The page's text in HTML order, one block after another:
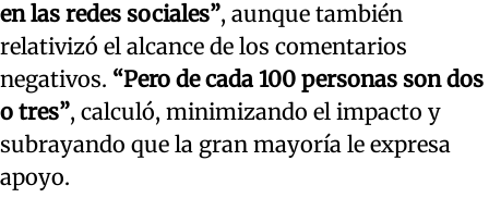
en las redes sociales”, aunque también
relativizó el alcance de los comentarios
negativos. “Pero de cada 100 personas son dos
o tres”, calculó, minimizando el impacto y
subrayando que la gran mayoría le expresa
apoyo.